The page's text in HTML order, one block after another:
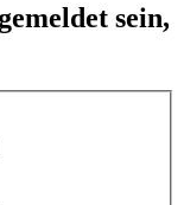
sein,